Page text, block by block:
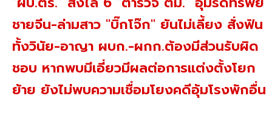
ชายจีน-ล่ามสาว "บิ๊กโจ๊ก" ยันไม่เลี้ยง สั่งฟัน
ทั้งวินัย-อาญา ผบก.-ผกก.ต้องมีส่วนรับผิด
ชอบ หากพบมีเอี่ยวมีผลต่อการแต่งตั้งโยก
ย้าย ยังไม่พบความเชื่อมโยงคดีอุ้มโรงพักอื่น